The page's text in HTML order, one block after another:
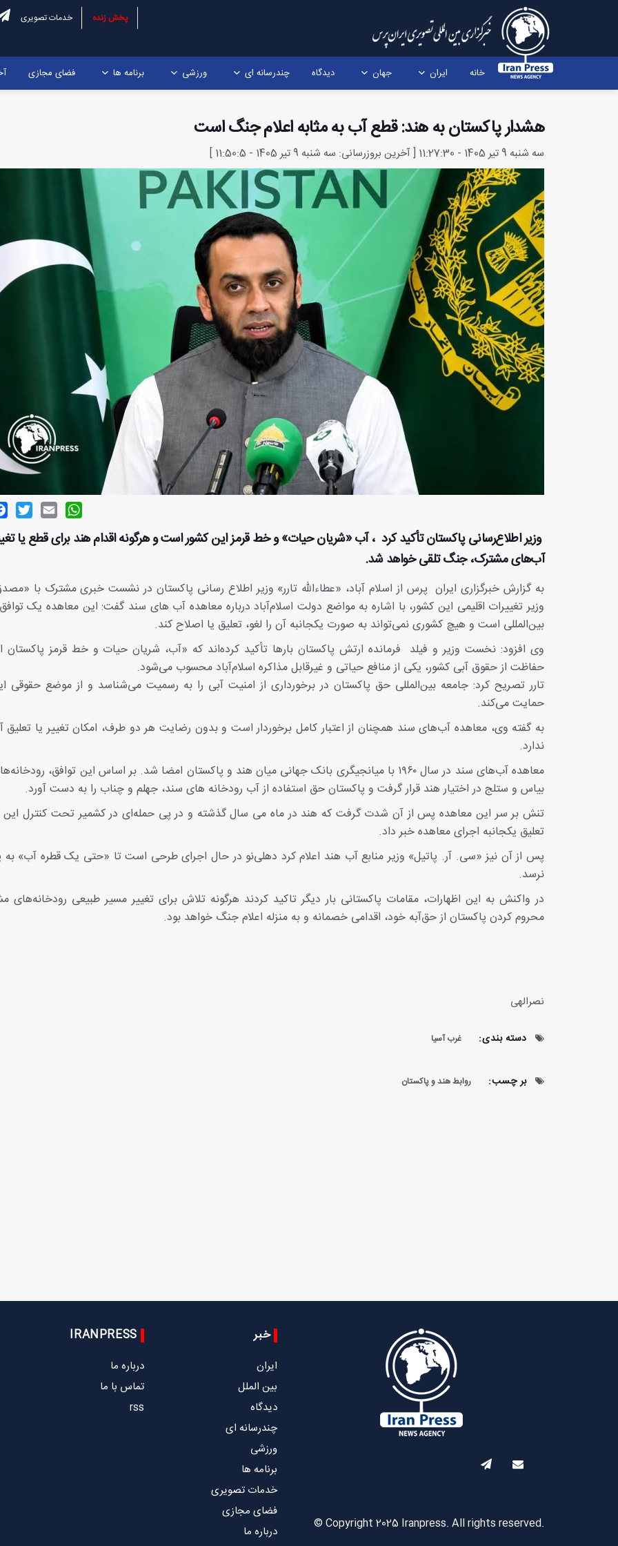
پخش زنده خدمات تصویری
خانه ایران جهان دیدگاه چندرسانه ای ورزشی برنامه ها فضای مجازی
هشدار پاکستان به هند: قطع آب به مثابه اعلام جنگ است
سه شنبه 9 تیر 1405 - 11:27:30 [ آخرین بروزرسانی: سه شنبه 9 تیر 1405 - 11:50:5 ]
Email
WhatsApp
وزیر اطلاع‌رسانی پاکستان تأکید کرد ، آب «شریان حیات» و خط قرمز این کشور است و هرگونه اقدام هند برای قطع یا
آب‌های مشترک، جنگ تلقی خواهد شد.
به گزارش خبرگزاری ایران پرس از اسلام آباد، «عطاءالله تارر» وزیر اطلاع رسانی پاکستان در نشست خبری مشترک با
وزیر تغییرات اقلیمی این کشور، با اشاره به مواضع دولت اسلام‌آباد درباره معاهده آب‌ های سند گفت: این معاهده یک توافق
بین‌المللی است و هیچ کشوری نمی‌تواند به صورت یکجانبه آن را لغو، تعلیق یا اصلاح کند.
وی افزود: نخست‌ وزیر و فیلد فرمانده ارتش پاکستان بارها تأکید کرده‌اند که «آب، شریان حیات و خط قرمز
حفاظت از حقوق آبی کشور، یکی از منافع حیاتی و غیرقابل مذاکره اسلام‌آباد محسوب می‌شود.
تارر تصریح کرد: جامعه بین‌المللی حق پاکستان در برخورداری از امنیت آبی را به رسمیت می‌شناسد و از موضع حقوقی
حمایت می‌کند.
به گفته وی، معاهده آب‌های سند همچنان از اعتبار کامل برخوردار است و بدون رضایت هر دو طرف، امکان تغییر یا
ندارد.
معاهده آب‌های سند در سال ۱۹۶۰ با میانجیگری بانک جهانی میان هند و پاکستان امضا شد. بر اساس این توافق،
بیاس و ستلج در اختیار هند قرار گرفت و پاکستان حق استفاده از آب رودخانه‌ های سند، جهلم و چناب را به دست آورد.
تنش بر سر این معاهده پس از آن شدت گرفت که هند در ماه می سال گذشته و در پی حمله‌ای در کشمیر تحت کنترل این
تعلیق یکجانبه اجرای معاهده خبر داد.
پس از آن نیز «سی. آر. پاتیل» وزیر منابع آب هند اعلام کرد دهلی‌نو در حال اجرای طرحی است تا «حتی یک قطره آب» به
نرسد.
در واکنش به این اظهارات، مقامات پاکستانی بار دیگر تاکید کردند هرگونه تلاش برای تغییر مسیر طبیعی رودخانه‌های
محروم کردن پاکستان از حق‌آبه خود، اقدامی خصمانه و به منزله اعلام جنگ خواهد بود.
نصرالهی
دسته بندی: غرب آسیا
بر چسب: روابط هند و پاکستان
© Copyright 2025 Iranpress. All rights reserved.
خبر
ایران
بین الملل
دیدگاه
چندرسانه ای
ورزشی
برنامه ها
خدمات تصویری
فضای مجازی
درباره ما
IRANPRESS
درباره ما
تماس با ما
rss